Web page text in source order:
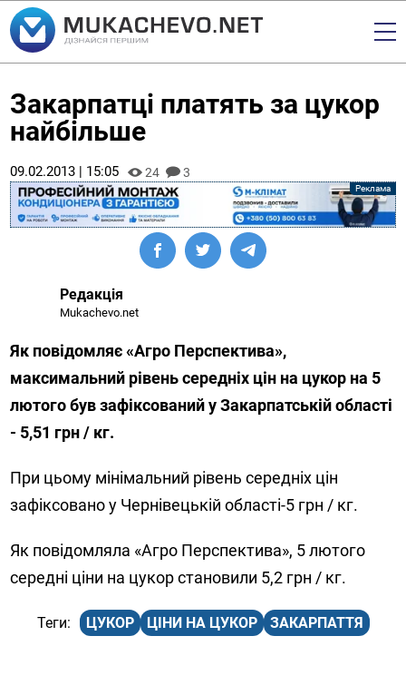
Закарпатці платять за цукор
найбільше
09.02.2013 | 15:05 24 3
Редакція
Mukachevo.net
Як повідомляє «Агро Перспектива»,
максимальний рівень середніх цін на цукор на 5
лютого був зафіксований у Закарпатській області
- 5,51 грн / кг.
При цьому мінімальний рівень середніх цін
зафіксовано у Чернівецькій області-5 грн / кг.
Як повідомляла «Агро Перспектива», 5 лютого
середні ціни на цукор становили 5,2 грн / кг.
ЦУКОР ЦІНИ НА ЦУКОР ЗАКАРПАТТЯ